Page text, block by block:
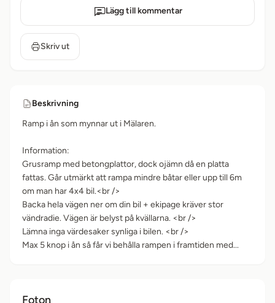
Lägg till kommentar
Skriv ut
Beskrivning
Ramp i ån som mynnar ut i Mälaren.
Information:
Grusramp med betongplattor, dock ojämn då en platta
fattas. Går utmärkt att rampa mindre båtar eller upp till 6m
om man har 4x4 bil.<br />
Backa hela vägen ner om din bil + ekipage kräver stor
vändradie. Vägen är belyst på kvällarna. <br />
Lämna inga värdesaker synliga i bilen. <br />
Max 5 knop i ån så får vi behålla rampen i framtiden med...
Foton